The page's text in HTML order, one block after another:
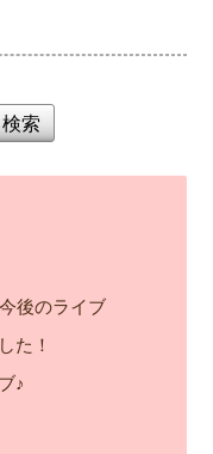
検索
後のライブ
た！
♪